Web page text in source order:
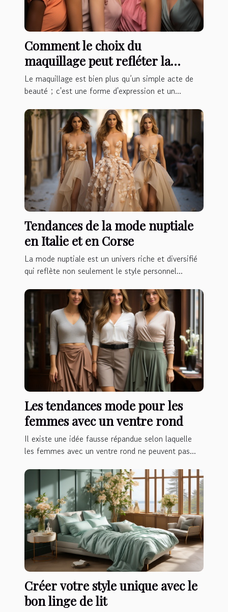
Comment le choix du
maquillage peut refléter la
mode et les tendances actuelles
Le maquillage est bien plus qu’un simple acte de
beauté ; c'est une forme d'expression et un...
Tendances de la mode nuptiale
en Italie et en Corse
La mode nuptiale est un univers riche et diversifié
qui reflète non seulement le style personnel...
Les tendances mode pour les
femmes avec un ventre rond
Il existe une idée fausse répandue selon laquelle
les femmes avec un ventre rond ne peuvent pas...
Créer votre style unique avec le
bon linge de lit